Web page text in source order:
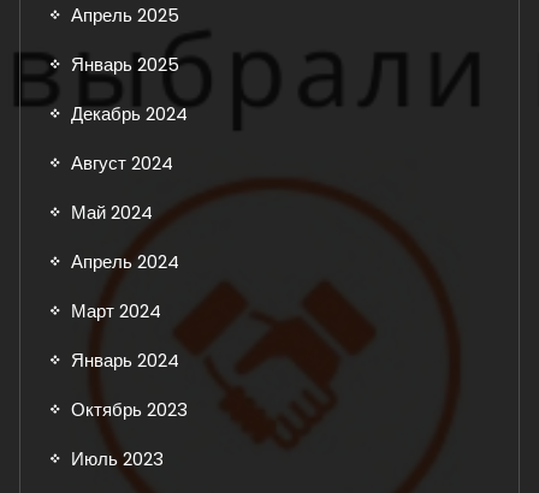
Апрель 2025
Январь 2025
Декабрь 2024
Август 2024
Май 2024
Апрель 2024
Март 2024
Январь 2024
Октябрь 2023
Июль 2023